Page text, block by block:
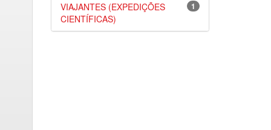
1
VIAJANTES (EXPEDIÇÕES
CIENTÍFICAS)